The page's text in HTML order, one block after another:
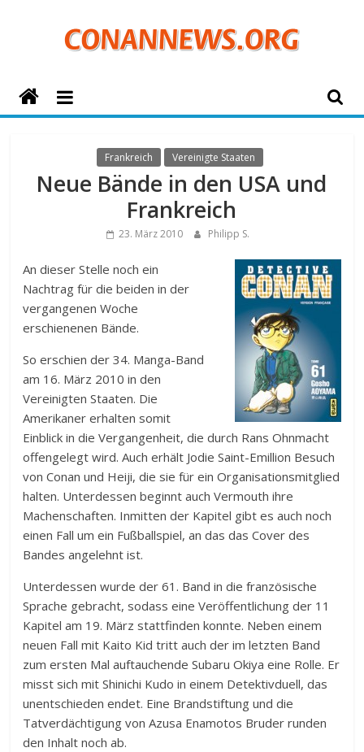
ConanNews.org
Frankreich Vereinigte Staaten
Neue Bände in den USA und
Frankreich
23. März 2010 Philipp S.
An dieser Stelle noch ein
Nachtrag für die beiden in der
vergangenen Woche
erschienenen Bände.
So erschien der 34. Manga-Band
am 16. März 2010 in den
Vereinigten Staaten. Die
Amerikaner erhalten somit
Einblick in die Vergangenheit, die durch Rans Ohnmacht
offengelegt wird. Auch erhält Jodie Saint-Emillion Besuch
von Conan und Heiji, die sie für ein Organisationsmitglied
halten. Unterdessen beginnt auch Vermouth ihre
Machenschaften. Inmitten der Kapitel gibt es auch noch
einen Fall um ein Fußballspiel, an das das Cover des
Bandes angelehnt ist.
Unterdessen wurde der 61. Band in die französische
Sprache gebracht, sodass eine Veröffentlichung der 11
Kapitel am 19. März stattfinden konnte. Neben einem
neuen Fall mit Kaito Kid tritt auch der im letzten Band
zum ersten Mal auftauchende Subaru Okiya eine Rolle. Er
misst sich mit Shinichi Kudo in einem Detektivduell, das
unentschieden endet. Eine Brandstiftung und die
Tatverdächtigung von Azusa Enamotos Bruder runden
den Inhalt noch ab.